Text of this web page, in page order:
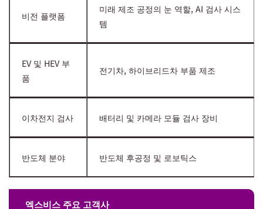
비전 플랫폼
미래 제조 공정의 눈 역할, AI 검사 시스
템
EV 및 HEV 부
품
전기차, 하이브리드차 부품 제조
이차전지 검사 배터리 및 카메라 모듈 검사 장비
반도체 분야 반도체 후공정 및 로보틱스
엑스비스 주요 고객사